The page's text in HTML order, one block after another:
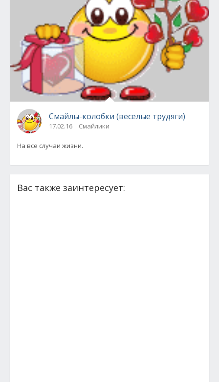
Смайлы-колобки (веселые трудяги)
17.02.16 Смайлики
Вас также заинтересует: